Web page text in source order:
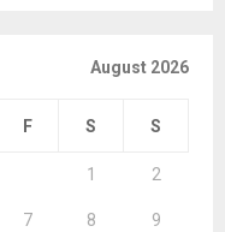
August 2026
F S S
1 2
7 8 9